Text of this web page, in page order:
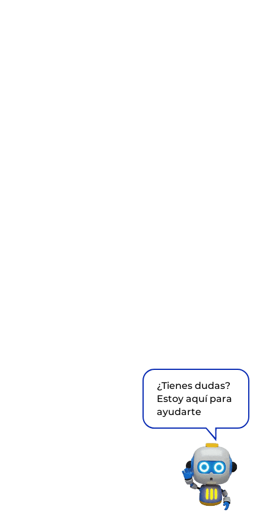
¿Tienes dudas?
Estoy aquí para
ayudarte